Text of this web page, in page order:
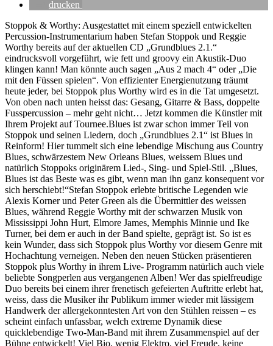
drucken
Stoppok & Worthy: Ausgestattet mit einem speziell entwickelten
Percussion-Instrumentarium haben Stefan Stoppok und Reggie
Worthy bereits auf der aktuellen CD „Grundblues 2.1.“
eindrucksvoll vorgeführt, wie fett und groovy ein Akustik-Duo
klingen kann! Man könnte auch sagen „Aus 2 mach 4“ oder „Die
mit den Füssen spielen“. Von effizienter Energienutzung träumt
heute jeder, bei Stoppok plus Worthy wird es in die Tat umgesetzt.
Von oben nach unten heisst das: Gesang, Gitarre & Bass, doppelte
Fusspercussion – mehr geht nicht… Jetzt kommen die Künstler mit
Ihrem Projekt auf Tournee.Blues ist zwar schon immer Teil von
Stoppok und seinen Liedern, doch „Grundblues 2.1“ ist Blues in
Reinform! Hier tummelt sich eine lebendige Mischung aus Country
Blues, schwärzestem New Orleans Blues, weissem Blues und
natürlich Stoppoks originärem Lied-, Sing- und Spiel-Stil. „Blues,
Blues ist das Beste was es gibt, wenn man ihn ganz konsequent vor
sich herschiebt!“Stefan Stoppok erlebte britische Legenden wie
Alexis Korner und Peter Green als die Übermittler des weissen
Blues, während Reggie Worthy mit der schwarzen Musik von
Mississippi John Hurt, Elmore James, Memphis Minnie und Ike
Turner, bei dem er auch in der Band spielte, geprägt ist. So ist es
kein Wunder, dass sich Stoppok plus Worthy vor diesem Genre mit
Hochachtung verneigen. Neben den neuen Stücken präsentieren
Stoppok plus Worthy in ihrem Live- Programm natürlich auch viele
beliebte Songperlen aus vergangenen Alben! Wer das spielfreudige
Duo bereits bei einem ihrer frenetisch gefeierten Auftritte erlebt hat,
weiss, dass die Musiker ihr Publikum immer wieder mit lässigem
Handwerk der allergekonntesten Art von den Stühlen reissen – es
scheint einfach unfassbar, welch extreme Dynamik diese
quicklebendige Two-Man-Band mit ihrem Zusammenspiel auf der
Bühne entwickelt! Viel Bio, wenig Elektro, viel Freude, keine